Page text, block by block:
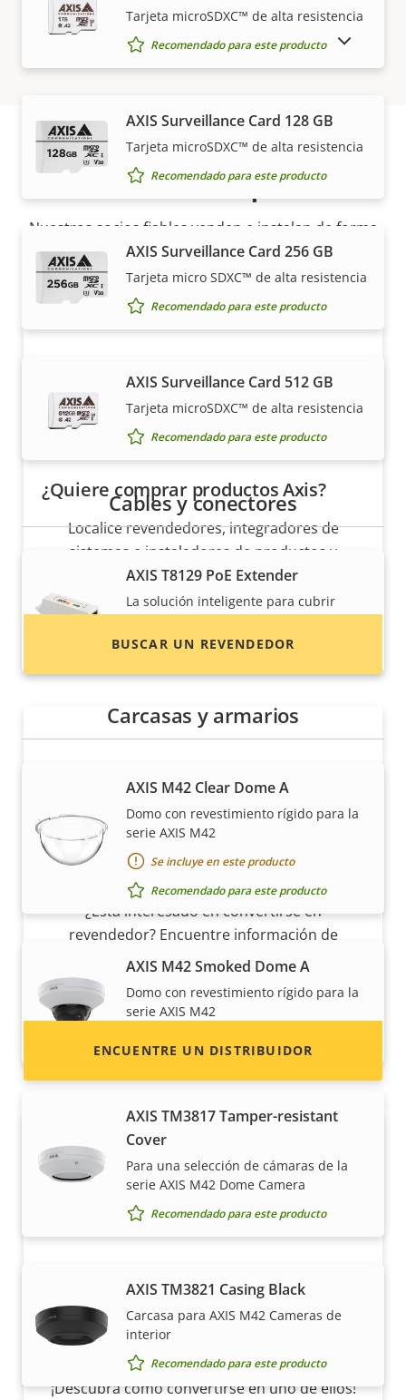
free
Tarjeta microSDXC™ de alta resistencia
Recomendado para este producto
AXIS Surveillance Card 128 GB
Tarjeta microSDXC™ de alta resistencia
Recomendado para este producto
AXIS Surveillance Card 256 GB
Tarjeta micro SDXC™ de alta resistencia
Recomendado para este producto
AXIS Surveillance Card 512 GB
Tarjeta microSDXC™ de alta resistencia
Recomendado para este producto
Cables y conectores
AXIS T8129 PoE Extender
La solución inteligente para cubrir
Recomendado para este producto
Carcasas y armarios
AXIS M42 Clear Dome A
Domo con revestimiento rígido para la
serie AXIS M42
Se incluye en este producto
Recomendado para este producto
AXIS M42 Smoked Dome A
Domo con revestimiento rígido para la
serie AXIS M42
AXIS TM3817 Tamper-resistant
Cover
Para una selección de cámaras de la
serie AXIS M42 Dome Camera
Recomendado para este producto
AXIS TM3821 Casing Black
Carcasa para AXIS M42 Cameras de
interior
Recomendado para este producto
MOSTRAR PRODUCTOS DESCATALOGADOS
Cómo comprar
Nuestros socios fiables venden e instalan de forma
experta las soluciones Axis y los productos
individuales.
¿Quiere comprar productos Axis?
Localice revendedores, integradores de
sistemas e instaladores de productos y
sistemas de Axis.
BUSCAR UN REVENDEDOR
¿Quiere vender productos Axis?
¿Está interesado en convertirse en
revendedor? Encuentre información de
contacto de distribuidores de productos y
ENCUENTRE UN DISTRIBUIDOR
Hágase socio
¿Es usted un revendedor, distribuidor,
integrador de sistemas o instalador? Tenemos
socios en casi todos los países del mundo.
¡Descubra cómo convertirse en uno de ellos!